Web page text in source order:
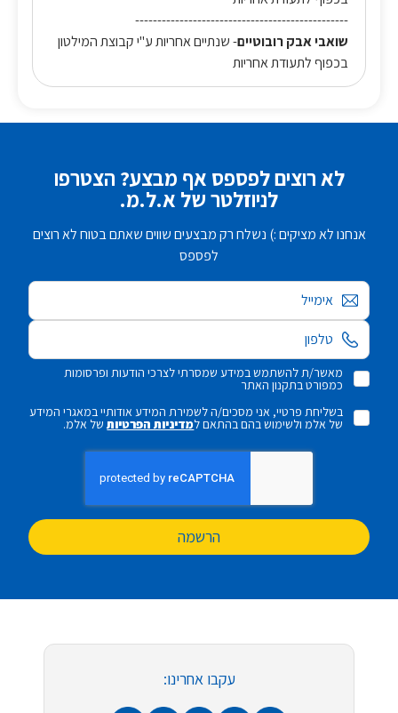
------------------------------------------------
שואבי אבק רובוטיים- שנתיים אחריות ע"י קבוצת המילטון
בכפוף לתעודת אחריות
לא רוצים לפספס אף מבצע? הצטרפו
לניוזלטר של א.ל.מ.
אנחנו לא מציקים :) נשלח רק מבצעים שווים שאתם בטוח לא רוצים
לפספס
אימייל
מאשר/ת להשתמש במידע שמסרתי לצרכי הודעות ופרסומות
כמפורט בתקנון האתר
בשליחת פרטיי, אני מסכים/ה לשמירת המידע אודותיי במאגרי המידע
של אלמ ולשימוש בהם בהתאם למדיניות הפרטיותשל אלמ.
הרשמה
עקבו אחרינו: